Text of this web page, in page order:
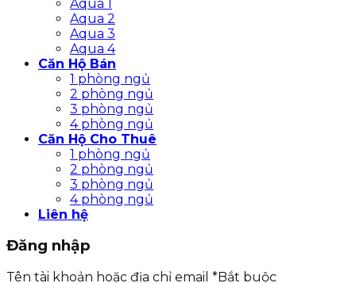
Aqua 1
Aqua 2
Aqua 3
Aqua 4
Căn Hộ Bán
1 phòng ngủ
2 phòng ngủ
3 phòng ngủ
4 phòng ngủ
Căn Hộ Cho Thuê
1 phòng ngủ
2 phòng ngủ
3 phòng ngủ
4 phòng ngủ
Liên hệ
Đăng nhập
Tên tài khoản hoặc địa chỉ email *Bắt buộc